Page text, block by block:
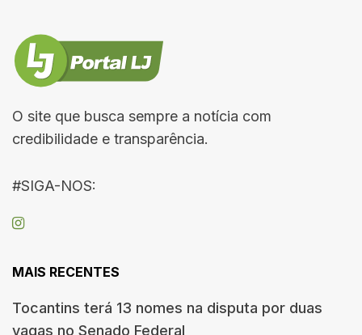
O site que busca sempre a notícia com
credibilidade e transparência.
#SIGA-NOS:
MAIS RECENTES
Tocantins terá 13 nomes na disputa por duas
vagas no Senado Federal